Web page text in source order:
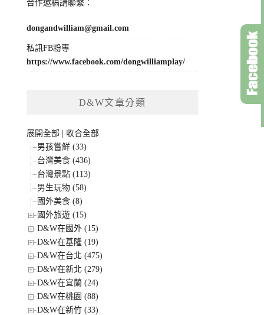
合作邀稿請聯繫：
dongandwilliam@gmail.com
私訊FB粉專
https://www.facebook.com/dongwilliamplay/
D&W文章分類
展開全部
收合全部
男孩嘗鮮 (33)
台灣美食 (436)
台灣景點 (113)
男生玩物 (58)
國外美食 (8)
國外旅遊 (15)
D&W在國外 (15)
D&W在基隆 (19)
D&W在台北 (475)
D&W在新北 (279)
D&W在宜蘭 (24)
D&W在桃園 (88)
D&W在新竹 (33)